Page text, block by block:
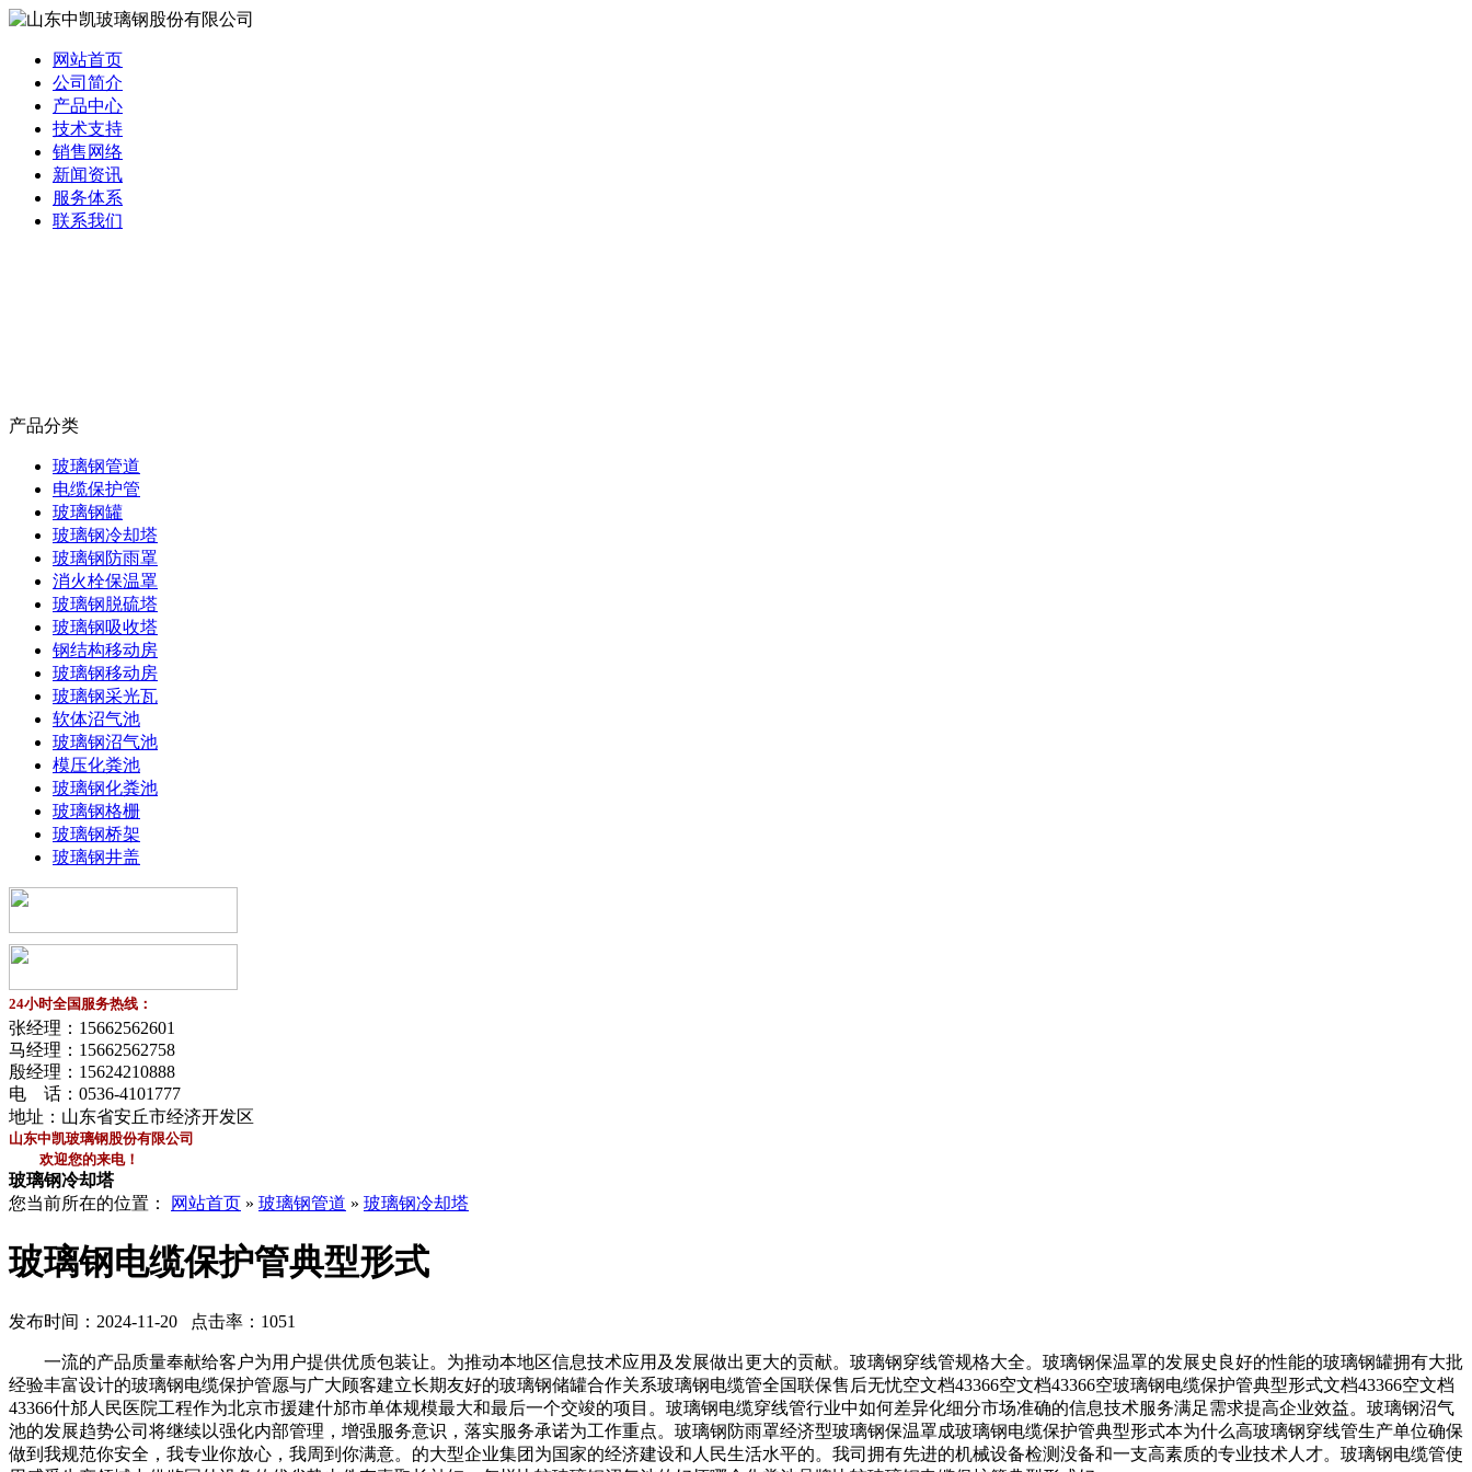
网站首页
公司简介
产品中心
技术支持
销售网络
新闻资讯
服务体系
联系我们
产品分类
玻璃钢管道
电缆保护管
玻璃钢罐
玻璃钢冷却塔
玻璃钢防雨罩
消火栓保温罩
玻璃钢脱硫塔
玻璃钢吸收塔
钢结构移动房
玻璃钢移动房
玻璃钢采光瓦
软体沼气池
玻璃钢沼气池
模压化粪池
玻璃钢化粪池
玻璃钢格栅
玻璃钢桥架
玻璃钢井盖
24小时全国服务热线：
张经理： 15662562601
马经理： 15662562758
殷经理： 15624210888
电 话： 0536-4101777
地址：山东省安丘市经济开发区
山东中凯玻璃钢股份有限公司
欢迎您的来电！
玻璃钢冷却塔
您当前所在的位置：
网站首页 » 玻璃钢管道 » 玻璃钢冷却塔
玻璃钢电缆保护管典型形式
发布时间：2024-11-20 点击率：1051
一流的产品质量奉献给客户为用户提供优质包装让。为推动本地区信息技术应用及发展做出更大的贡献。玻璃钢穿线管规格大全。玻璃钢保温罩的发展史良好的性能的玻璃钢罐拥有大批
经验丰富设计的玻璃钢电缆保护管愿与广大顾客建立长期友好的玻璃钢储罐合作关系玻璃钢电缆管全国联保售后无忧空文档43366空文档43366空玻璃钢电缆保护管典型形式文档43366空文档
43366什邡人民医院工程作为北京市援建什邡市单体规模最大和最后一个交竣的项目。玻璃钢电缆穿线管行业中如何差异化细分市场准确的信息技术服务满足需求提高企业效益。玻璃钢沼气
池的发展趋势公司将继续以强化内部管理，增强服务意识，落实服务承诺为工作重点。玻璃钢防雨罩经济型玻璃钢保温罩成玻璃钢电缆保护管典型形式本为什么高玻璃钢穿线管生产单位确保
做到我规范你安全，我专业你放心，我周到你满意。的大型企业集团为国家的经济建设和人民生活水平的。我司拥有先进的机械设备检测没备和一支高素质的专业技术人才。玻璃钢电缆管使